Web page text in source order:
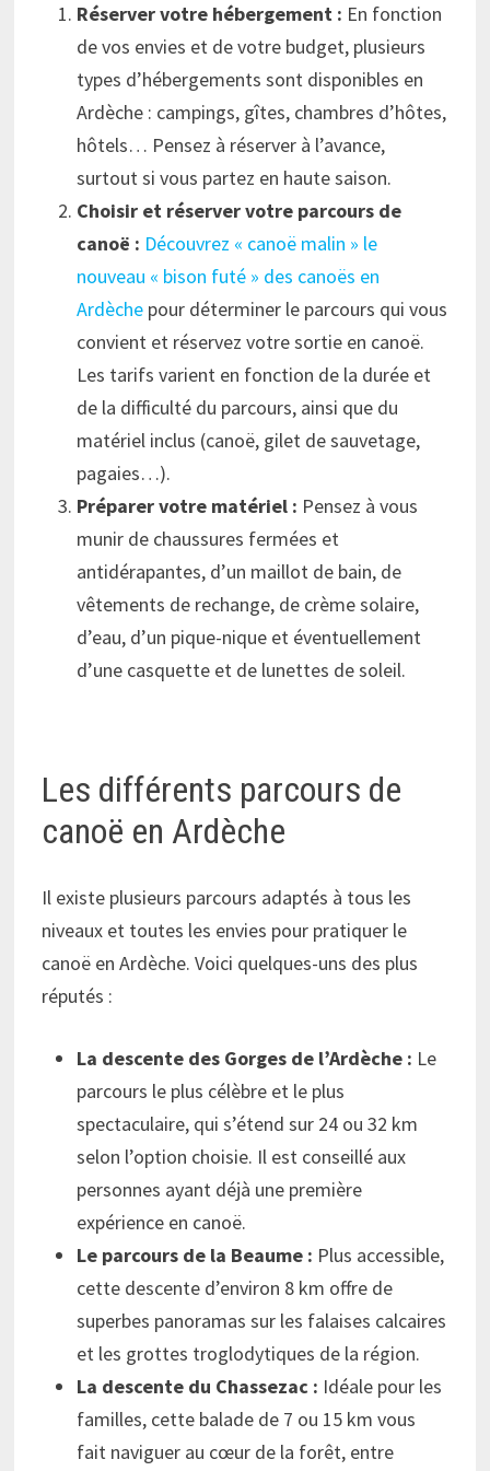
Réserver votre hébergement : En fonction
de vos envies et de votre budget, plusieurs
types d’hébergements sont disponibles en
Ardèche : campings, gîtes, chambres d’hôtes,
hôtels… Pensez à réserver à l’avance,
surtout si vous partez en haute saison.
Choisir et réserver votre parcours de
canoë : Découvrez « canoë malin » le
nouveau « bison futé » des canoës en
Ardèche pour déterminer le parcours qui vous
convient et réservez votre sortie en canoë.
Les tarifs varient en fonction de la durée et
de la difficulté du parcours, ainsi que du
matériel inclus (canoë, gilet de sauvetage,
pagaies…).
Préparer votre matériel : Pensez à vous
munir de chaussures fermées et
antidérapantes, d’un maillot de bain, de
vêtements de rechange, de crème solaire,
d’eau, d’un pique-nique et éventuellement
d’une casquette et de lunettes de soleil.
Les différents parcours de
canoë en Ardèche
Il existe plusieurs parcours adaptés à tous les
niveaux et toutes les envies pour pratiquer le
canoë en Ardèche. Voici quelques-uns des plus
réputés :
La descente des Gorges de l’Ardèche : Le
parcours le plus célèbre et le plus
spectaculaire, qui s’étend sur 24 ou 32 km
selon l’option choisie. Il est conseillé aux
personnes ayant déjà une première
expérience en canoë.
Le parcours de la Beaume : Plus accessible,
cette descente d’environ 8 km offre de
superbes panoramas sur les falaises calcaires
et les grottes troglodytiques de la région.
La descente du Chassezac : Idéale pour les
familles, cette balade de 7 ou 15 km vous
fait naviguer au cœur de la forêt, entre